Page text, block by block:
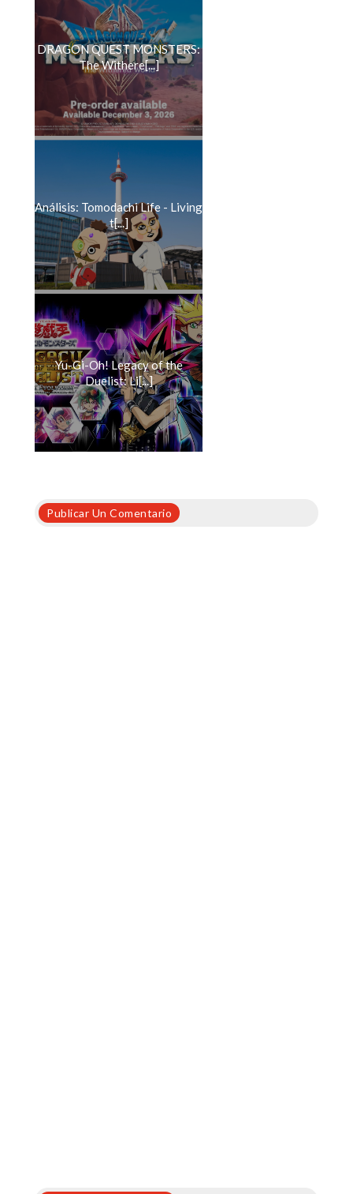
DRAGON QUEST MONSTERS:
The Withere[...]
Análisis: Tomodachi Life - Living
t[...]
Yu-Gi-Oh! Legacy of the
Duelist: Li[...]
Publicar Un Comentario